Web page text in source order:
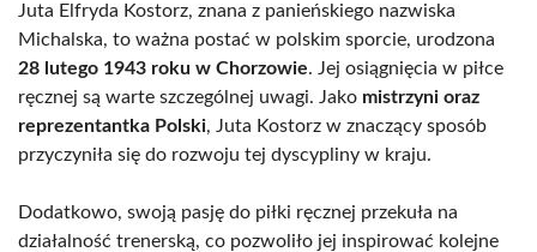
Juta Elfryda Kostorz, znana z panieńskiego nazwiska
Michalska, to ważna postać w polskim sporcie, urodzona
28 lutego 1943 roku w Chorzowie. Jej osiągnięcia w piłce
ręcznej są warte szczególnej uwagi. Jako mistrzyni oraz
reprezentantka Polski, Juta Kostorz w znaczący sposób
przyczyniła się do rozwoju tej dyscypliny w kraju.
Dodatkowo, swoją pasję do piłki ręcznej przekuła na
działalność trenerską, co pozwoliło jej inspirować kolejne